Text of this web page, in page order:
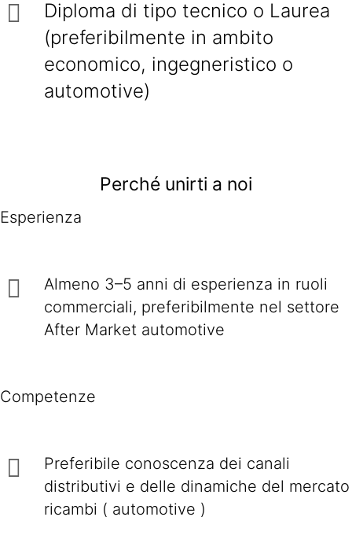
Diploma di tipo tecnico o Laurea
(preferibilmente in ambito
economico, ingegneristico o
automotive)
Perché unirti a noi
Esperienza
Almeno 3–5 anni di esperienza in ruoli
commerciali, preferibilmente nel settore
After Market automotive
Competenze
Preferibile conoscenza dei canali
distributivi e delle dinamiche del mercato
ricambi ( automotive )